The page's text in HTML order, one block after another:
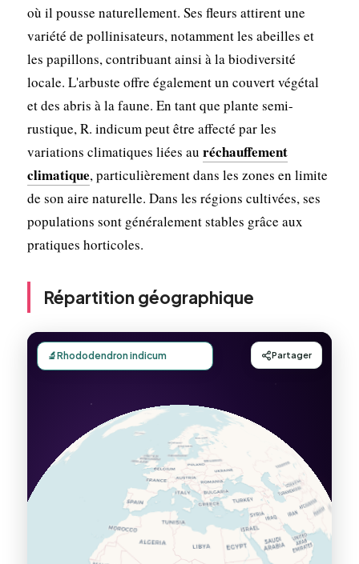
où il pousse naturellement. Ses fleurs attirent une
variété de pollinisateurs, notamment les abeilles et
les papillons, contribuant ainsi à la biodiversité
locale. L'arbuste offre également un couvert végétal
et des abris à la faune. En tant que plante semi-
rustique, R. indicum peut être affecté par les
variations climatiques liées au réchauffement
climatique, particulièrement dans les zones en limite
de son aire naturelle. Dans les régions cultivées, ses
populations sont généralement stables grâce aux
pratiques horticoles.
Répartition géographique